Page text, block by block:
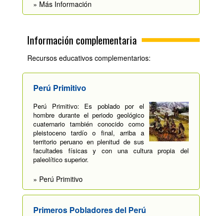
» Más Información
Información complementaria
Recursos educativos complementarios:
Perú Primitivo
Perú Primitivo: Es poblado por el
hombre durante el periodo geológico
cuaternario también conocido como
pleistoceno tardío o final, arriba a
territorio peruano en plenitud de sus
facultades físicas y con una cultura propia del
paleolítico superior.
» Perú Primitivo
Primeros Pobladores del Perú